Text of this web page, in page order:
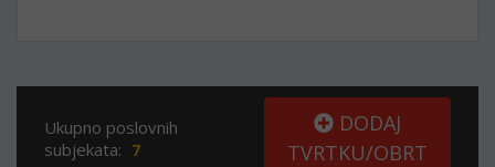
Ukupno poslovnih
subjekata: 7
DODAJ
TVRTKU/OBRT